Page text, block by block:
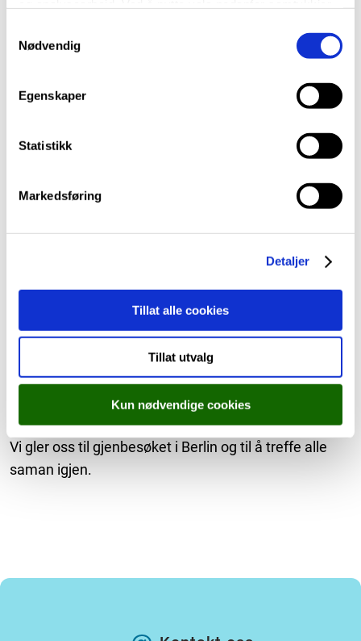
når du vil trekke samtykket ditt. Sjå meir om kva cookies
Nødvendig
Egenskaper
Statistikk
Markedsføring
Detaljer
Tillat alle cookies
Tillat utvalg
Kun nødvendige cookies
Vi ville sjølvsagt også vise dei vakre Bergen, og gjekk
på tur til Fløyen og hadde bålkos og Capture de Flag.
Guidetur på Bryggen og Nordnes og ein
Munchutstilling på Kode fekk dei også oppleve. Veka
vart avslutta med taco-fredag på skulen, med stor
suksess.
Dei norske elevane våre gjorde det beste av veka og
tok dei med på mykje kjekt på fritida.
Vi gler oss til gjenbesøket i Berlin og til å treffe alle
saman igjen.